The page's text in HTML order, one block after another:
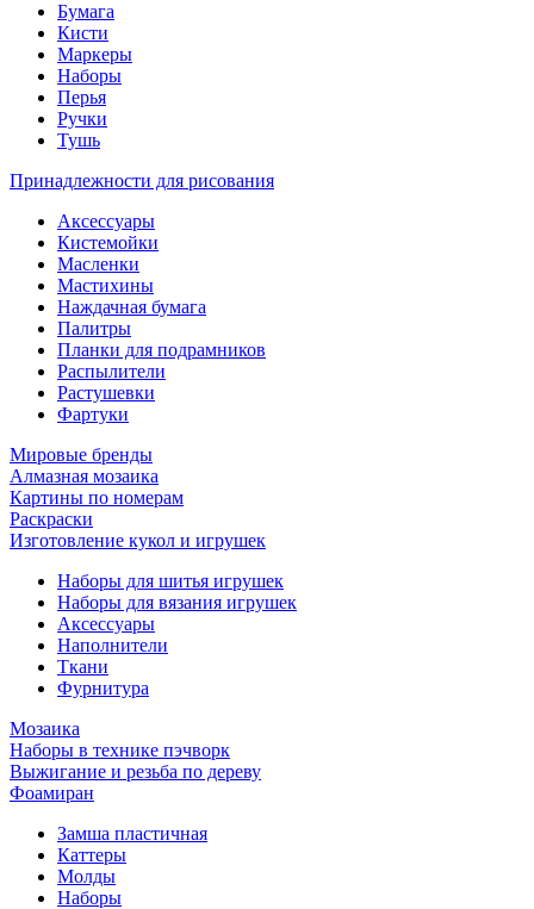
Бумага
Кисти
Маркеры
Наборы
Перья
Ручки
Тушь
Принадлежности для рисования
Аксессуары
Кистемойки
Масленки
Мастихины
Наждачная бумага
Палитры
Планки для подрамников
Распылители
Растушевки
Фартуки
Мировые бренды
Алмазная мозаика
Картины по номерам
Раскраски
Изготовление кукол и игрушек
Наборы для шитья игрушек
Наборы для вязания игрушек
Аксессуары
Наполнители
Ткани
Фурнитура
Мозаика
Наборы в технике пэчворк
Выжигание и резьба по дереву
Фоамиран
Замша пластичная
Каттеры
Молды
Наборы